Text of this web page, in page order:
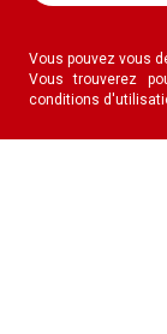
Vous pouvez vous
Vous trouverez
conditions